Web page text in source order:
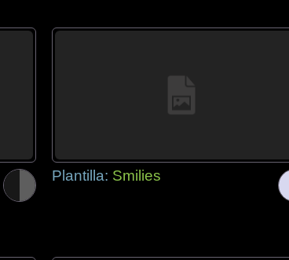
Plantilla: Smilies